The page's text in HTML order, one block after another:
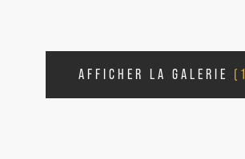
AFFICHER LA GALERIE